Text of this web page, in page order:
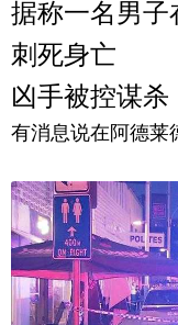
据称一名男子
刺死身亡
凶手被控谋杀
有消息说在阿德莱